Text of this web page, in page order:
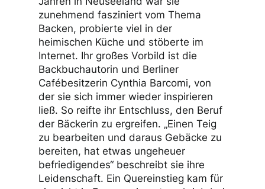
zunehmend fasziniert vom Thema
Backen, probierte viel in der
heimischen Küche und stöberte im
Internet. Ihr großes Vorbild ist die
Backbuchautorin und Berliner
Cafébesitzerin Cynthia Barcomi, von
der sie sich immer wieder inspirieren
ließ. So reifte ihr Entschluss, den Beruf
der Bäckerin zu ergreifen. „Einen Teig
zu bearbeiten und daraus Gebäcke zu
bereiten, hat etwas ungeheuer
befriedigendes“ beschreibt sie ihre
Leidenschaft. Ein Quereinstieg kam für